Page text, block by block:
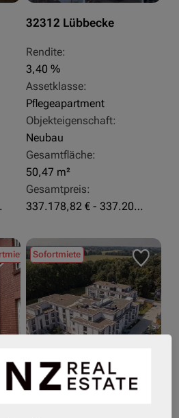
€
32312 Lübbecke
Rendite:
3,40 %
Assetklasse:
Pflegeapartment
Objekteigenschaft:
Neubau
Gesamtfläche:
50,47 m²
Gesamtpreis:
337.178,82 € - 337.207,06 €
Sofortmiete